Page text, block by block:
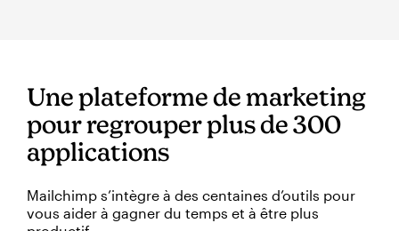
Une plateforme de marketing
pour regrouper plus de 300
applications
Mailchimp s’intègre à des centaines d’outils pour
vous aider à gagner du temps et à être plus